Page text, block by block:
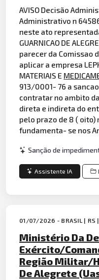
AVISO Decisão
Administrativo n
neste ato
GUARNICAO DE
parecer da Comissao
aplicar a empresa
MATERIAIS E
913/0001- 76 a
contratar no ambito
direta e indireta do
pelo prazo de 8 ( oito)
fundamenta- se nos
Sanção de
Assistente IA
01/07/2026 - BRASIL | RS |
Ministério Da
Exército/
Região Militar/
De Alegrete